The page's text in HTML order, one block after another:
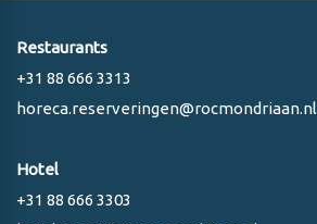
Restaurants
+31 88 666 3313
horeca.reserveringen@rocmondriaan.nl
Hotel
+31 88 666 3303